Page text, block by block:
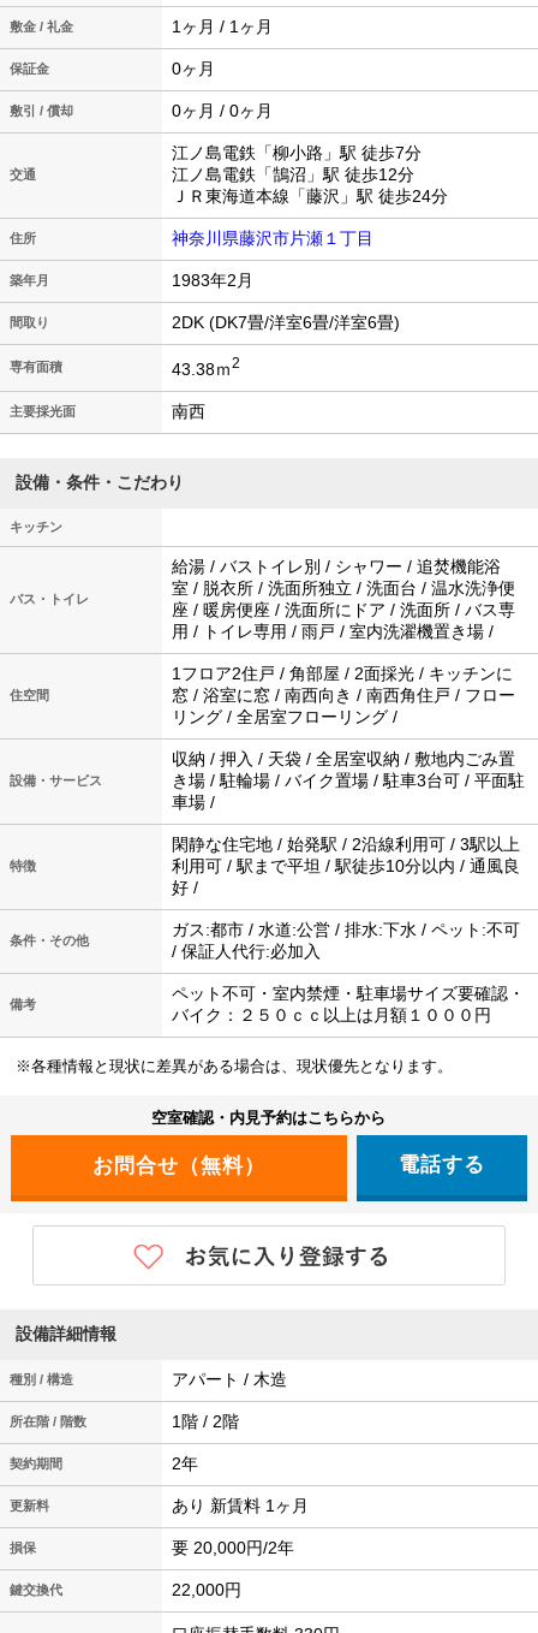
敷金 / 礼金 1ヶ月 / 1ヶ月
保証金 0ヶ月
敷引 / 償却 0ヶ月 / 0ヶ月
交通
江ノ島電鉄「柳小路」駅 徒歩7分
江ノ島電鉄「鵠沼」駅 徒歩12分
ＪＲ東海道本線「藤沢」駅 徒歩24分
住所 神奈川県藤沢市片瀬１丁目
築年月 1983年2月
間取り 2DK (DK7畳/洋室6畳/洋室6畳)
専有面積 43.38ｍ2
主要採光面 南西
設備・条件・こだわり
キッチン
バス・トイレ
給湯 / バストイレ別 / シャワー / 追焚機能浴
室 / 脱衣所 / 洗面所独立 / 洗面台 / 温水洗浄便
座 / 暖房便座 / 洗面所にドア / 洗面所 / バス専
用 / トイレ専用 / 雨戸 / 室内洗濯機置き場 /
住空間
1フロア2住戸 / 角部屋 / 2面採光 / キッチンに
窓 / 浴室に窓 / 南西向き / 南西角住戸 / フロー
リング / 全居室フローリング /
設備・サービス
収納 / 押入 / 天袋 / 全居室収納 / 敷地内ごみ置
き場 / 駐輪場 / バイク置場 / 駐車3台可 / 平面駐
車場 /
特徴
閑静な住宅地 / 始発駅 / 2沿線利用可 / 3駅以上
利用可 / 駅まで平坦 / 駅徒歩10分以内 / 通風良
好 /
条件・その他
ガス:都市 / 水道:公営 / 排水:下水 / ペット:不可
/ 保証人代行:必加入
備考
ペット不可・室内禁煙・駐車場サイズ要確認・
バイク：２５０ｃｃ以上は月額１０００円
※各種情報と現状に差異がある場合は、現状優先となります。
空室確認・内見予約はこちらから
電話する
設備詳細情報
種別 / 構造 アパート / 木造
所在階 / 階数 1階 / 2階
契約期間 2年
更新料 あり 新賃料 1ヶ月
損保 要 20,000円/2年
鍵交換代 22,000円